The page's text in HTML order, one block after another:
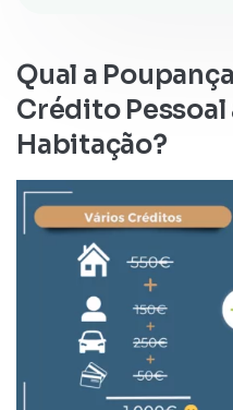
Qual a
Crédito
Habitação?